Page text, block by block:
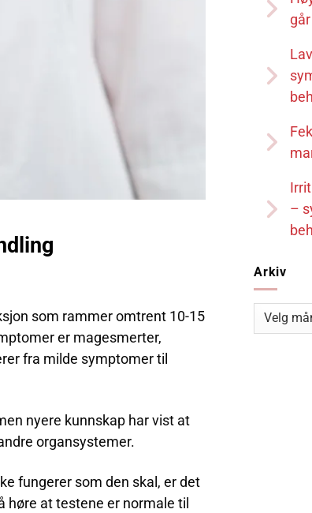
som rammer omtrent 10-15
er magesmerter,
fra milde symptomer til
nyere kunnskap har vist at
organsystemer.
fungerer som den skal, er det
høre at testene er normale til
–
Arkiv